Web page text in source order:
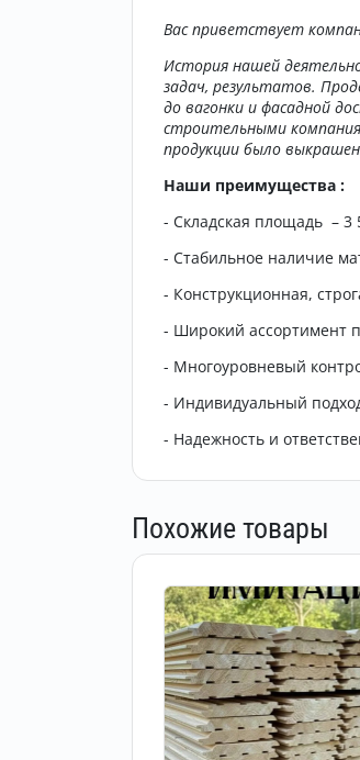
Вас приветствует
История нашей
задач, результатов.
до вагонки и фасадной
строительными
продукции было
Наши преимущества :
- Складская площадь – 3
- Стабильное наличие
- Конструкционная,
- Широкий ассортимент
- Многоуровневый
- Индивидуальный
- Надежность и
Похожие товары